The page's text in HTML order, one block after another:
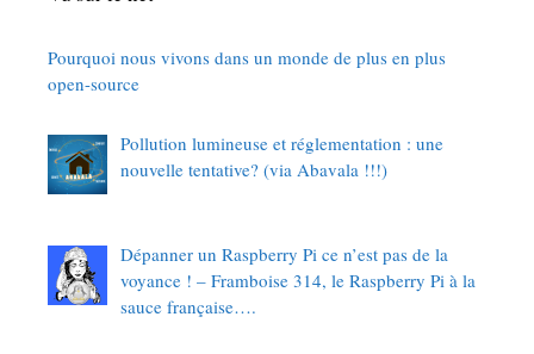
Pourquoi nous vivons dans un monde de plus en plus
open-source
Pollution lumineuse et réglementation : une
nouvelle tentative? (via Abavala !!!)
Dépanner un Raspberry Pi ce n’est pas de la
voyance ! – Framboise 314, le Raspberry Pi à la
sauce française….